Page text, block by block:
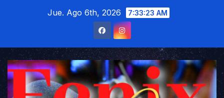
Jue. Ago 6th, 2026 7:33:24 AM